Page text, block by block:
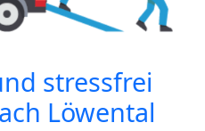
stressfrei
Löwental